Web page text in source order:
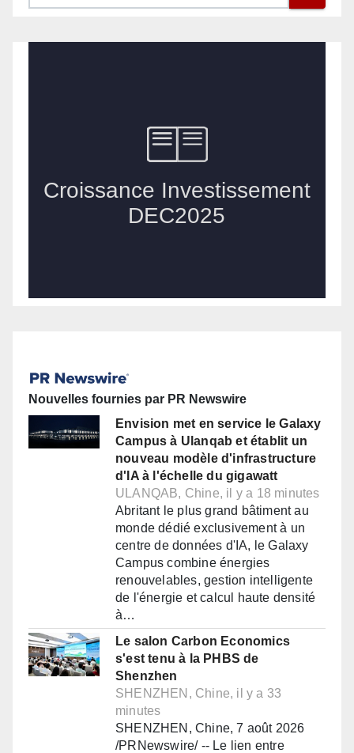
Nouvelles fournies par PR Newswire
Envision met en service le Galaxy
Campus à Ulanqab et établit un
nouveau modèle d'infrastructure
d'IA à l'échelle du gigawatt
ULANQAB, Chine, il y a 18 minutes
Abritant le plus grand bâtiment au
monde dédié exclusivement à un
centre de données d'IA, le Galaxy
Campus combine énergies
renouvelables, gestion intelligente
de l'énergie et calcul haute densité
à…
Le salon Carbon Economics
s'est tenu à la PHBS de
Shenzhen
SHENZHEN, Chine, il y a 33
minutes
SHENZHEN, Chine, 7 août 2026
/PRNewswire/ -- Le lien entre